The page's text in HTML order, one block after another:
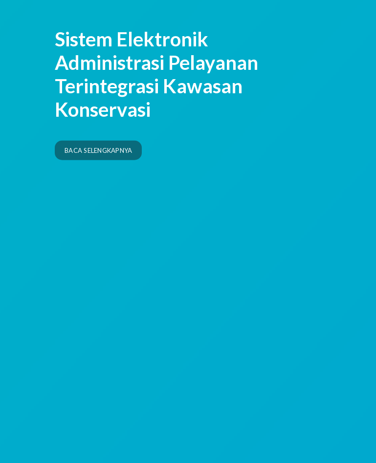
Sistem Elektronik
Administrasi Pelayanan
Terintegrasi Kawasan
Konservasi
BACA SELENGKAPNYA